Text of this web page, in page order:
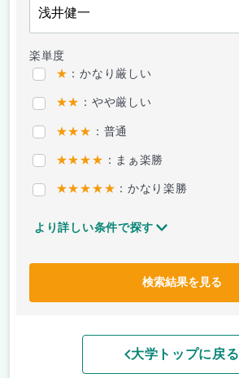
楽単度
★ ：かなり厳しい
★★ ：やや厳しい
★★★ ：普通
★★★★ ：まぁ楽勝
★★★★★ ：かなり楽勝
より詳しい条件で探す
検索結果を見る
大学トップに戻る